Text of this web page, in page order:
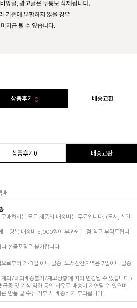
상품후기 0 배송교환
상품후기0 배송교환
배
구매하시는 모든 제품의 배송비는 무료입니다. (도서, 산간
는 왕복 배송비 5,000원이 부과되는 점 참고 부탁드립니
선물포장은 불가합니다.
으로부터 2~3일 이내 발송, 도서산간지역은 7일이내 발송
제외/해외배송불가/재고상황에 따라 변경될 수 있습니다.)
급증 및 기상 악화 등의 사유로 배송이 지연될 수 있으며
른 반품 및 수취 거부 시 배송비가 부과됩니다.